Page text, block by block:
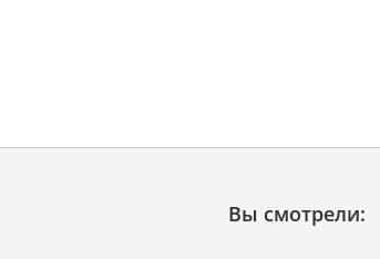
Вы смотрели: